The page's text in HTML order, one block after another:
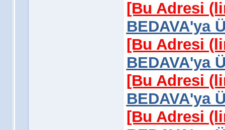
[Bu Adresi
BEDAVA'ya
[Bu Adresi
BEDAVA'ya
[Bu Adresi
BEDAVA'ya
[Bu Adresi